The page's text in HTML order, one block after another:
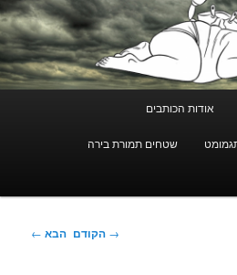
אודות הכותבים
שטחים תמורת בירה
ניווט
→ הקודם הבא ←